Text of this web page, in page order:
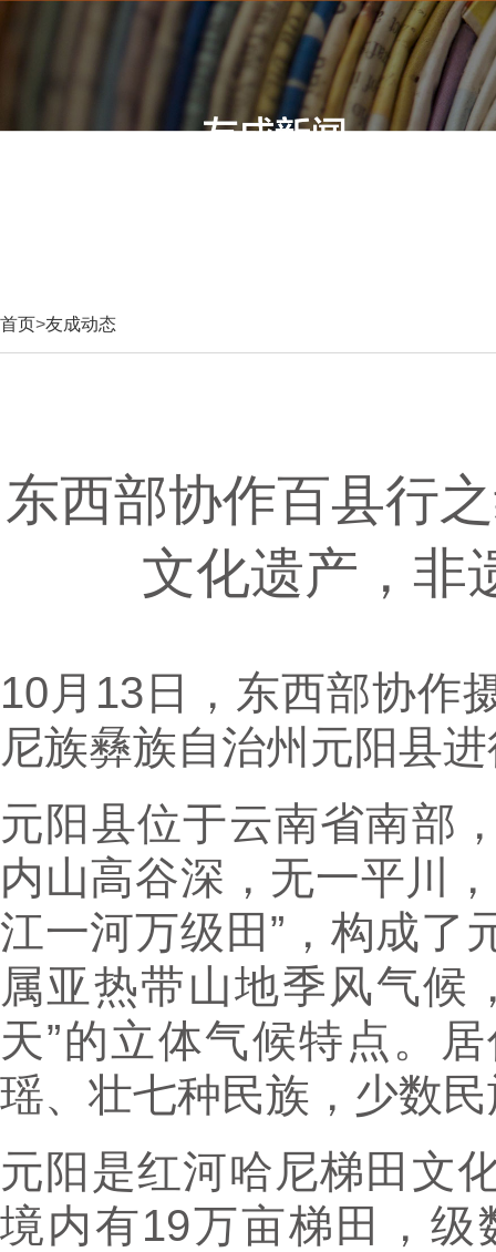
首页>友成动态
东西部协作百县行
文化遗产，非
10月13日，东西部协作
尼族彝族自治州元阳县
元阳县位于云南省南部
内山高谷深，无一平川
江一河万级田”，构成了
属亚热带山地季风气候
天”的立体气候特点。
瑶、壮七种民族，少数
元阳是红河哈尼梯田文
境内有19万亩梯田，级